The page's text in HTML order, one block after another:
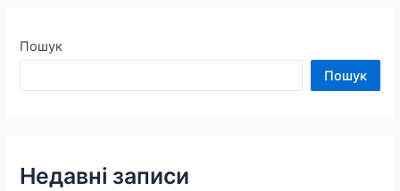
Пошук
Пошук
Недавні записи